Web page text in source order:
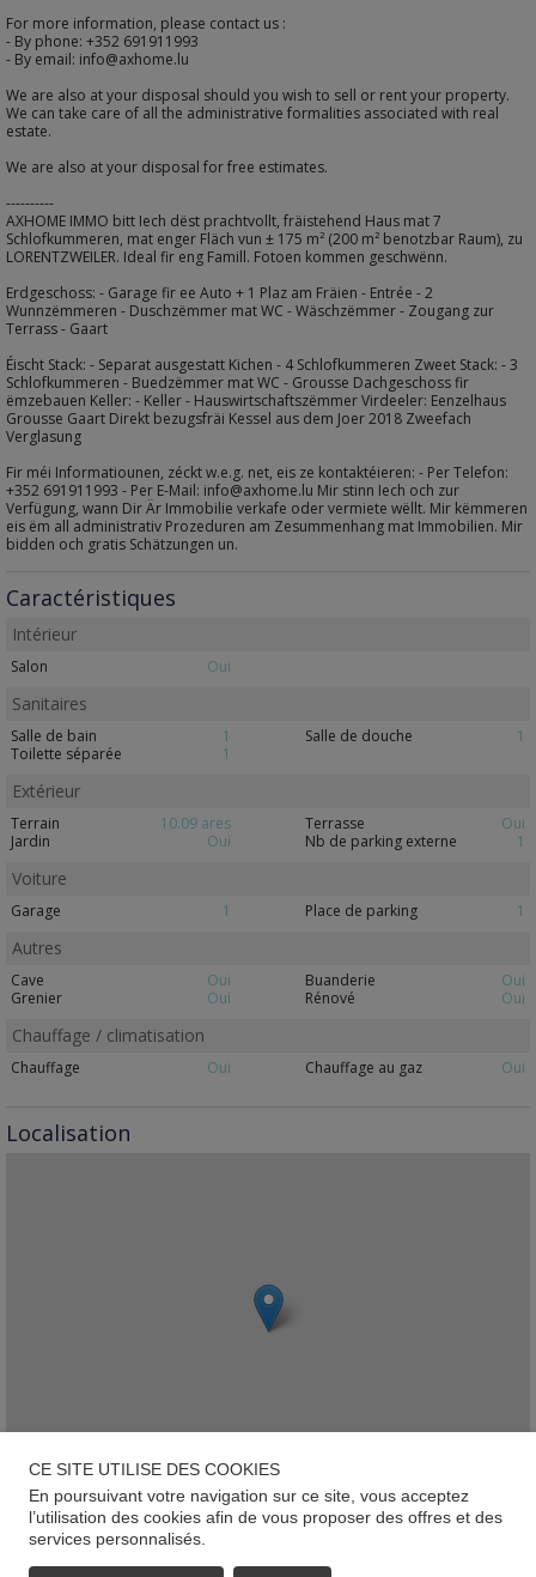
For more information, please contact us :
- By phone: +352 691911993
- By email: info@axhome.lu
We are also at your disposal should you wish to sell or rent your property.
We can take care of all the administrative formalities associated with real
estate.
We are also at your disposal for free estimates.
----------
AXHOME IMMO bitt Iech dëst prachtvollt, fräistehend Haus mat 7
Schlofkummeren, mat enger Fläch vun ± 175 m² (200 m² benotzbar Raum), zu
LORENTZWEILER. Ideal fir eng Famill. Fotoen kommen geschwënn.
Erdgeschoss: - Garage fir ee Auto + 1 Plaz am Fräien - Entrée - 2
Wunnzëmmeren - Duschzëmmer mat WC - Wäschzëmmer - Zougang zur
Terrass - Gaart
Éischt Stack: - Separat ausgestatt Kichen - 4 Schlofkummeren Zweet Stack: - 3
Schlofkummeren - Buedzëmmer mat WC - Grousse Dachgeschoss fir
ëmzebauen Keller: - Keller - Hauswirtschaftszëmmer Virdeeler: Eenzelhaus
Grousse Gaart Direkt bezugsfräi Kessel aus dem Joer 2018 Zweefach
Verglasung
Fir méi Informatiounen, zéckt w.e.g. net, eis ze kontaktéieren: - Per Telefon:
+352 691911993 - Per E-Mail: info@axhome.lu Mir stinn Iech och zur
Verfügung, wann Dir Är Immobilie verkafe oder vermiete wëllt. Mir këmmeren
eis ëm all administrativ Prozeduren am Zesummenhang mat Immobilien. Mir
bidden och gratis Schätzungen un.
Caractéristiques
Intérieur
Salon Oui
Sanitaires
Salle de bain 1 Salle de douche
1
Toilette séparée
1
Extérieur
Terrain 10.09 ares Terrasse
Oui
Jardin
Oui Nb de parking externe 1
Voiture
Garage 1 Place de parking 1
Autres
Cave Oui Buanderie
Oui
Grenier
Oui Rénové Oui
Chauffage / climatisation
Chauffage Oui Chauffage au gaz Oui
Localisation
Lorentzweiler
CE SITE UTILISE DES COOKIES
En poursuivant votre navigation sur ce site, vous acceptez
l’utilisation des cookies afin de vous proposer des offres et des
services personnalisés.